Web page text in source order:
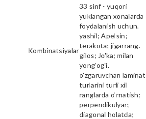
33 sinf - yuqori
yuklangan xonalarda
foydalanish uchun.
Kombinatsiyalar
yashil; Apelsin;
terakota; jigarrang.
gilos; Jo'ka; milan
yong'og'i.
o'zgaruvchan laminat
turlarini turli xil
ranglarda o'rnatish;
perpendikulyar;
diagonal holatda;